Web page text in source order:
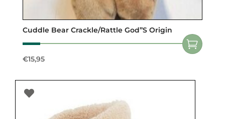
Cuddle Bear Crackle/Rattle God”s Origin
€15,95